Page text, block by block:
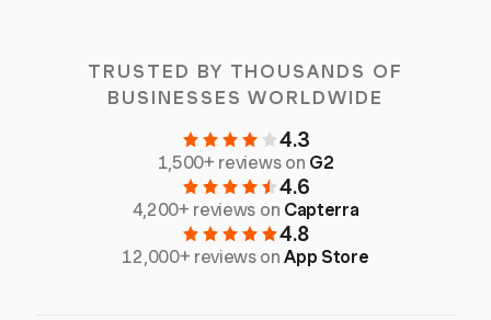
TRUSTED BY THOUSANDS OF
BUSINESSES WORLDWIDE
4.3
1,500+ reviews on G2
4.6
4,200+ reviews on Capterra
4.8
12,000+ reviews onApp Store